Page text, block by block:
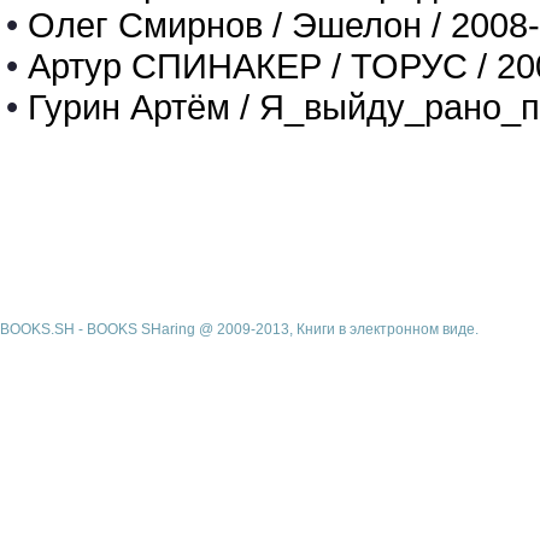
• Олег Смирнов / Эшелон /
• Артур СПИНАКЕР / ТОРУС /
• Гурин Артём /
BOOKS.SH - BOOKS SHaring @ 2009-2013, Книги в электронном виде.